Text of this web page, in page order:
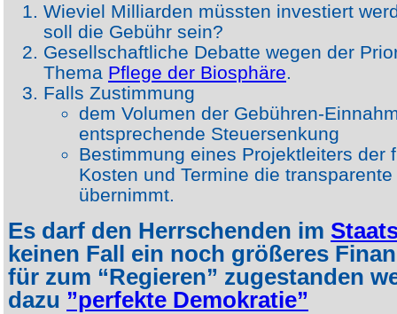
Wieviel Milliarden müssten investiert
soll die Gebühr sein?
Gesellschaftliche Debatte wegen der
Thema Pflege der Biosphäre.
Falls Zustimmung
dem Volumen der Gebühren-
entsprechende Steuersenkung
Bestimmung eines Projektleiters der
Kosten und Termine die
übernimmt.
Es darf den Herrschenden im
keinen Fall ein noch größeres
für zum “Regieren” zugestanden
dazu ”perfekte Demokratie”